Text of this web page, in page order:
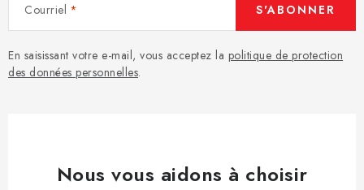
Courriel
En saisissant votre e-mail, vous acceptez la politique de protection
des données personnelles.
S'ABONNER
Nous vous aidons à choisir